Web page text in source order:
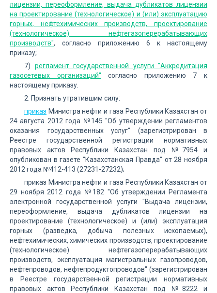
лицензии, переоформление, выдача дубликатов лицензии
на проектирование (технологическое) и (или) эксплуатацию
горных, нефтехимических производств, проектирование
(технологическое) нефтегазоперерабатывающих
производств", согласно приложению 6 к настоящему
приказу;
7) регламент государственной услуги "Аккредитация
газосетевых организаций" согласно приложению 7 к
настоящему приказу.
2. Признать утратившим силу:
приказ Министра нефти и газа Республики Казахстан от
24 августа 2012 года №145 "Об утверждении регламентов
оказания государственных услуг" (зарегистрирован в
Реестре государственной регистрации нормативных
правовых актов Республики Казахстан под №7954 и
опубликован в газете "Казахстанская Правда" от 28 ноября
2012 года №412-413 (27231-27232);
приказ Министра нефти и газа Республики Казахстан от
29 ноября 2012 года №182 "Об утверждении Регламента
электронной государственной услуги "Выдача лицензии,
переоформление, выдача дубликатов лицензии на
проектирование (технологическое) и (или) эксплуатация
горных (разведка, добыча полезных ископаемых),
нефтехимических, химических производств, проектирование
(технологическое) нефтегазоперерабатывающих
производств, эксплуатация магистральных газопроводов,
нефтепроводов, нефтепродуктопроводов" (зарегистрирован
в Реестре государственной регистрации нормативных
правовых актов Республики Казахстан под №8222 и